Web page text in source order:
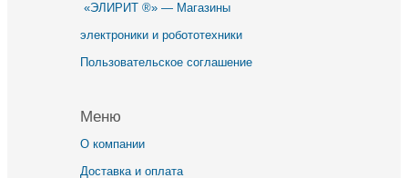
«ЭЛИРИТ ®» — Магазины
электроники и робототехники
Пользовательское соглашение
Меню
О компании
Доставка и оплата